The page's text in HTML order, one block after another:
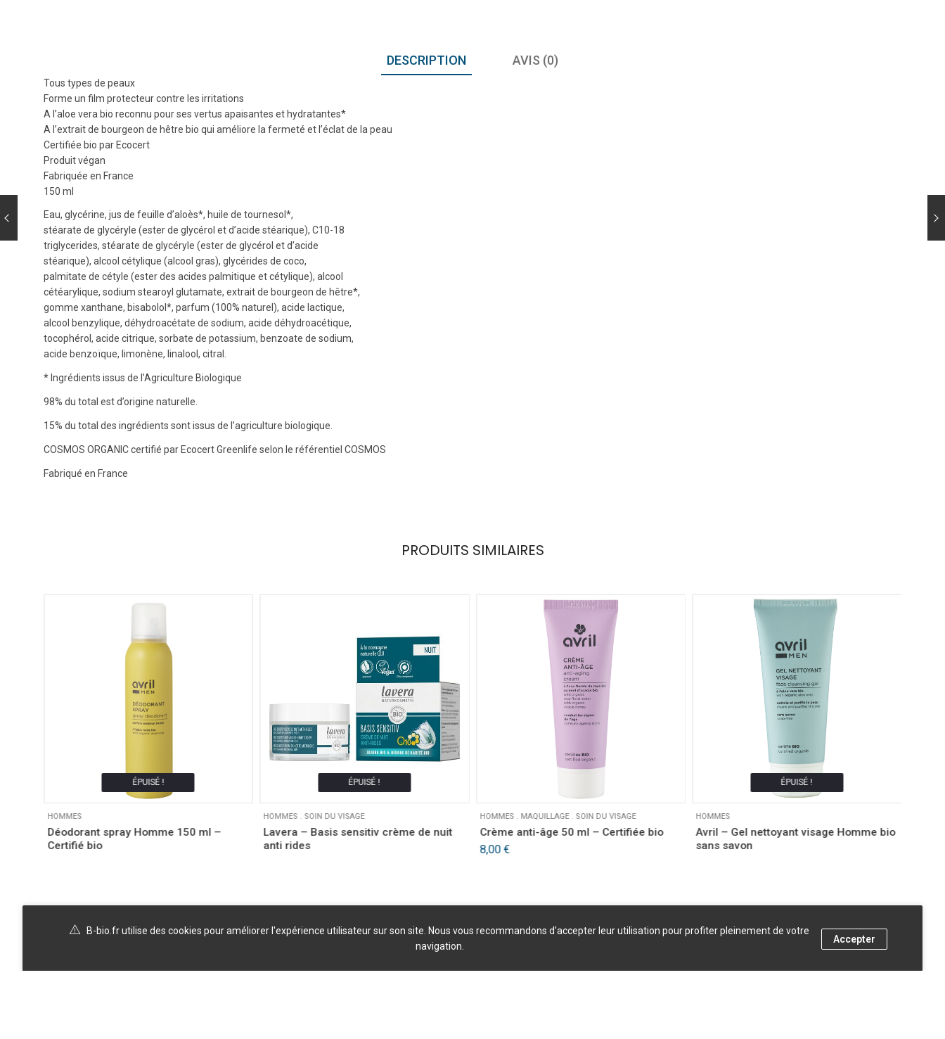
DESCRIPTION AVIS (0)
Tous types de peaux
Forme un film protecteur contre les irritations
A l’aloe vera bio reconnu pour ses vertus apaisantes et hydratantes*
A l’extrait de bourgeon de hêtre bio qui améliore la fermeté et l’éclat de la peau
Certifiée bio par Ecocert
Produit végan
Fabriquée en France
150 ml
Eau, glycérine, jus de feuille d’aloès*, huile de tournesol*,
stéarate de glycéryle (ester de glycérol et d’acide stéarique), C10-18
triglycerides, stéarate de glycéryle (ester de glycérol et d’acide
stéarique), alcool cétylique (alcool gras), glycérides de coco,
palmitate de cétyle (ester des acides palmitique et cétylique), alcool
cétéarylique, sodium stearoyl glutamate, extrait de bourgeon de hêtre*,
gomme xanthane, bisabolol*, parfum (100% naturel), acide lactique,
alcool benzylique, déhydroacétate de sodium, acide déhydroacétique,
tocophérol, acide citrique, sorbate de potassium, benzoate de sodium,
acide benzoïque, limonène, linalool, citral.
* Ingrédients issus de l’Agriculture Biologique
98% du total est d’origine naturelle.
15% du total des ingrédients sont issus de l’agriculture biologique.
COSMOS ORGANIC certifié par Ecocert Greenlife selon le référentiel COSMOS
Fabriqué en France
PRODUITS SIMILAIRES
ÉPUISÉ !
HOMMES
Déodorant spray Homme 150 ml –
Certifié bio
ÉPUISÉ !
HOMMES . SOIN DU VISAGE
Lavera – Basis sensitiv crème de nuit
anti rides
HOMMES . MAQUILLAGE. SOIN DU VISAGE
Crème anti-âge 50 ml – Certifiée bio
8,00 €
ÉPUISÉ !
HOMMES
Avril – Gel nettoyant visage Homme bio
sans savon
B-bio.fr utilise des cookies pour améliorer l'expérience utilisateur sur son site. Nous vous recommandons d'accepter leur utilisation pour profiter pleinement de votre
navigation.
Accepter